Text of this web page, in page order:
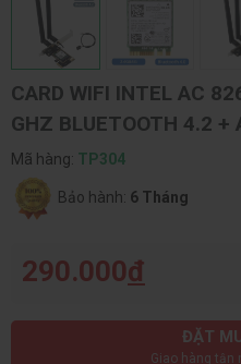
CARD WIFI INTEL AC
GHZ BLUETOOTH 4.2 +
Mã hàng: TP304
Bảo hành: 6 Tháng
290.000đ
ĐẶT
Giao hàng tận